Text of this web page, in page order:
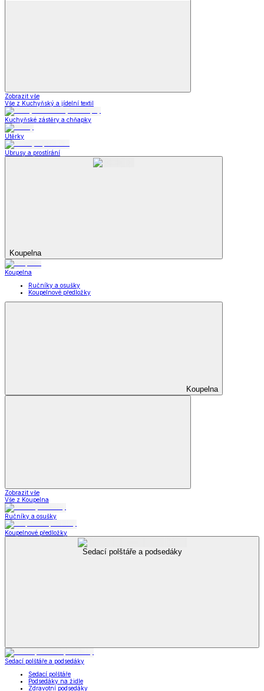
Zobrazit vše
Vše z Kuchyňský a jídelní textil
Kuchyňské zástěry a chňapky
Utěrky
Ubrusy a prostírání
Koupelna
Koupelna
Ručníky a osušky
Koupelnové předložky
Koupelna
Zobrazit vše
Vše z Koupelna
Ručníky a osušky
Koupelnové předložky
Sedací polštáře a podsedáky
Sedací polštáře a podsedáky
Sedací polštáře
Podsedáky na židle
Zdravotní podsedáky